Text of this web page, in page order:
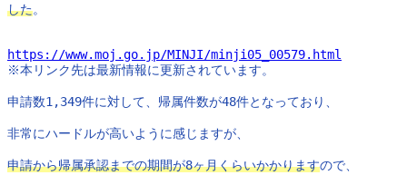
した。
https://www.moj.go.jp/MINJI/minji05_00579.html
※本リンク先は最新情報に更新されています。
申請数1,349件に対して、帰属件数が48件となっており、
非常にハードルが高いように感じますが、
申請から帰属承認までの期間が8ヶ月くらいかかりますので、